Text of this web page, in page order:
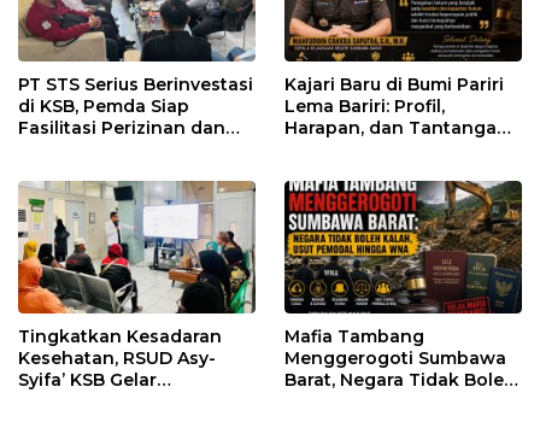
PT STS Serius Berinvestasi
di KSB, Pemda Siap
Fasilitasi Perizinan dan
Kajari Baru di Bumi Pariri
Lema Bariri: Profil,
Harapan, dan Tantangan
Tingkatkan Kesadaran
Kesehatan, RSUD Asy-
Syifa’ KSB Gelar
Mafia Tambang
Menggerogoti Sumbawa
Barat, Negara Tidak Boleh